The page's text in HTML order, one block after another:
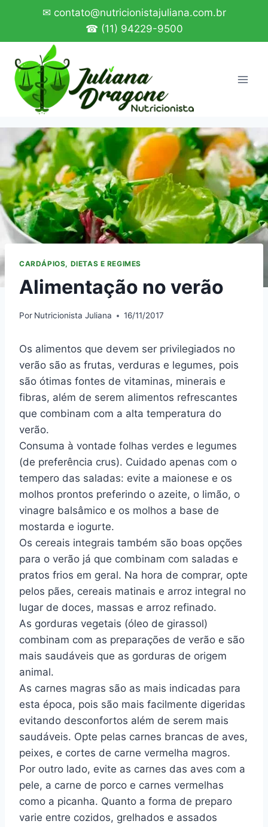
o
Conteúdo
✉ contato@nutricionistajuliana.com.br
☎ (11) 94229-9500
CARDÁPIOS, DIETAS E REGIMES
Alimentação no verão
Por Nutricionista Juliana 16/11/2017
Os alimentos que devem ser privilegiados no
verão são as frutas, verduras e legumes, pois
são ótimas fontes de vitaminas, minerais e
fibras, além de serem alimentos refrescantes
que combinam com a alta temperatura do
verão.
Consuma à vontade folhas verdes e legumes
(de preferência crus). Cuidado apenas com o
tempero das saladas: evite a maionese e os
molhos prontos preferindo o azeite, o limão, o
vinagre balsâmico e os molhos a base de
mostarda e iogurte.
Os cereais integrais também são boas opções
para o verão já que combinam com saladas e
pratos frios em geral. Na hora de comprar, opte
pelos pães, cereais matinais e arroz integral no
lugar de doces, massas e arroz refinado.
As gorduras vegetais (óleo de girassol)
combinam com as preparações de verão e são
mais saudáveis que as gorduras de origem
animal.
As carnes magras são as mais indicadas para
esta época, pois são mais facilmente digeridas
evitando desconfortos além de serem mais
saudáveis. Opte pelas carnes brancas de aves,
peixes, e cortes de carne vermelha magros.
Por outro lado, evite as carnes das aves com a
pele, a carne de porco e carnes vermelhas
como a picanha. Quanto a forma de preparo
varie entre cozidos, grelhados e assados